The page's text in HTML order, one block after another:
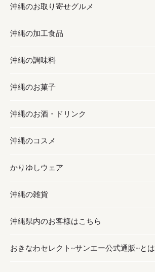
沖縄のお取り寄せグルメ
お取り寄せグルメ
フルーツ・野菜
お肉
海産物
沖縄の加工食品
加工食品
缶詰／パウチ
沖縄料理
沖縄そば／乾麺
レトルト食品
乾物／粉類
沖縄の調味料
調味料
砂糖／黒砂糖
塩
お酢／ドレッシング
しょうゆ
みそ
だし／スパイス／島唐辛子
沖縄のお菓子
お菓子
黒糖
ちんすこう
伝統菓子
スナック
おつまみ
沖縄のお酒・ドリンク
お酒・ドリンク
泡盛
ビール・チューハイ
ワイン・ウィスキー・カクテル
ドリンク
沖縄のコスメ
コスメ
スキンケア
ボディケア
ヘアケア
かりゆしウェア
かりゆしウェア
メンズ
レディース
沖縄の雑貨
雑貨
沖縄ファッション
沖縄県内のお客様はこちら
おきなわセレクト~サンエー公式通販~とは